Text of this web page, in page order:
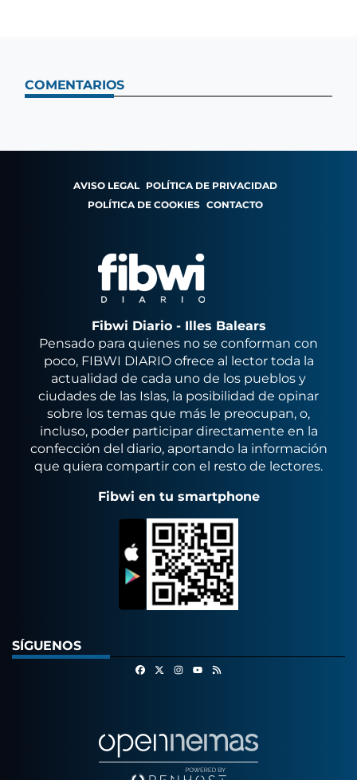
COMENTARIOS
AVISO LEGAL POLÍTICA DE PRIVACIDAD
POLÍTICA DE COOKIES CONTACTO
Fibwi Diario - Illes Balears
Pensado para quienes no se conforman con
poco, FIBWI DIARIO ofrece al lector toda la
actualidad de cada uno de los pueblos y
ciudades de las Islas, la posibilidad de opinar
sobre los temas que más le preocupan, o,
incluso, poder participar directamente en la
confección del diario, aportando la información
que quiera compartir con el resto de lectores.
Fibwi en tu smartphone
SÍGUENOS
FacebookInstagram